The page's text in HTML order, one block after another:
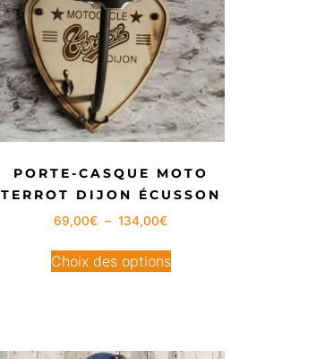
PORTE-CASQUE MOTO
TERROT DIJON ÉCUSSON
69,00€ – 134,00€
Choix des options